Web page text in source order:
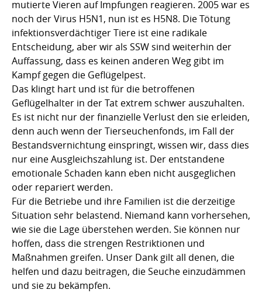
mutierte Vieren auf Impfungen reagieren. 2005 war es
noch der Virus H5N1, nun ist es H5N8. Die Tötung
infektionsverdächtiger Tiere ist eine radikale
Entscheidung, aber wir als SSW sind weiterhin der
Auffassung, dass es keinen anderen Weg gibt im
Kampf gegen die Geflügelpest.
Das klingt hart und ist für die betroffenen
Geflügelhalter in der Tat extrem schwer auszuhalten.
Es ist nicht nur der finanzielle Verlust den sie erleiden,
denn auch wenn der Tierseuchenfonds, im Fall der
Bestandsvernichtung einspringt, wissen wir, dass dies
nur eine Ausgleichszahlung ist. Der entstandene
emotionale Schaden kann eben nicht ausgeglichen
oder repariert werden.
Für die Betriebe und ihre Familien ist die derzeitige
Situation sehr belastend. Niemand kann vorhersehen,
wie sie die Lage überstehen werden. Sie können nur
hoffen, dass die strengen Restriktionen und
Maßnahmen greifen. Unser Dank gilt all denen, die
helfen und dazu beitragen, die Seuche einzudämmen
und sie zu bekämpfen.